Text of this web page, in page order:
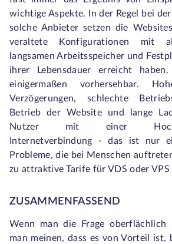
wichtige Aspekte. In der Regel bei
solche Anbieter setzen die
veraltete Konfigurationen mit
langsamen Arbeitsspeicher und
ihrer Lebensdauer erreicht
einigermaßen vorhersehbar.
Verzögerungen, schlechte
Betrieb der Website und lange
Nutzer mit einer
Internetverbindung - das ist nur
Probleme, die bei Menschen
zu attraktive Tarife für VDS oder
ZUSAMMENFASSEND
Wenn man die Frage oberflächlich
man meinen, dass es von Vorteil ist,